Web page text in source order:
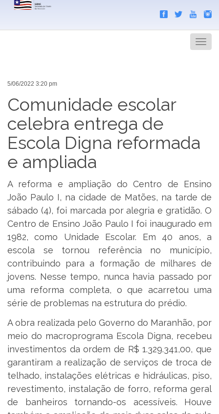
Menu
5/06/2022 3:20 pm
Comunidade escolar
celebra entrega de
Escola Digna reformada
e ampliada
A reforma e ampliação do Centro de Ensino
João Paulo I, na cidade de Matões, na tarde de
sábado (4), foi marcada por alegria e gratidão. O
Centro de Ensino João Paulo I foi inaugurado em
1982, como Unidade Escolar. Em 40 anos, a
escola se tornou referência no município,
contribuindo para a formação de milhares de
jovens. Nesse tempo, nunca havia passado por
uma reforma completa, o que acarretou uma
série de problemas na estrutura do prédio.
A obra realizada pelo Governo do Maranhão, por
meio do macroprograma Escola Digna, recebeu
investimentos da ordem de R$ 1.329.341,00, que
garantiram a realização de serviços de troca de
telhado, instalações elétricas e hidráulicas, piso,
revestimento, instalação de forro, reforma geral
de banheiros tornando-os acessíveis. Houve